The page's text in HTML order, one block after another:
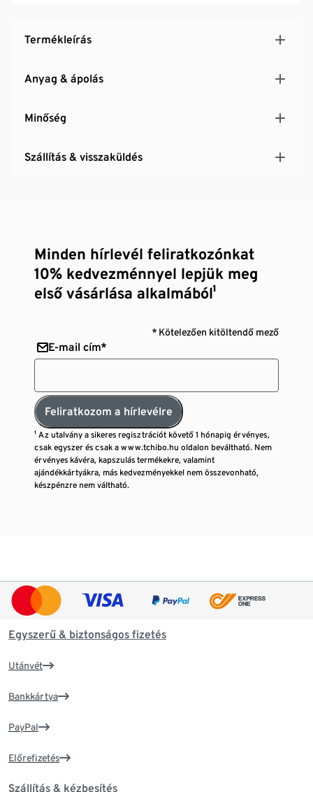
Az ujjak bősége pántokkal állítható
Környezetbarát evoPel impregnálással
Termékleírás
Anyag & ápolás
Minőség
Szállítás & visszaküldés
Minden hírlevél feliratkozónkat
10% kedvezménnyel lepjük meg
első vásárlása alkalmából¹
* Kötelezően kitöltendő mező
E-mail cím*
Feliratkozom a hírlevélre
¹ Az utalvány a sikeres regisztrációt követő 1 hónapig érvényes,
csak egyszer és csak a www.tchibo.hu oldalon beváltható. Nem
érvényes kávéra, kapszulás termékekre, valamint
ajándékkártyákra, más kedvezményekkel nem összevonható,
készpénzre nem váltható.
Egyszerű & biztonságos fizetés
Utánvét
Bankkártya
PayPal
Előrefizetés
Szállítás & kézbesítés